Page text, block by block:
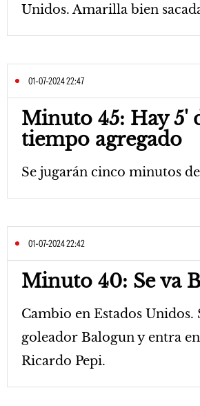
Unidos. Amarilla bien
01-07-2024 22:47
Minuto 45: Hay 5'
tiempo agregado
Se jugarán cinco minutos
01-07-2024 22:42
Minuto 40: Se va
Cambio en Estados Unidos.
goleador Balogun y entra
Ricardo Pepi.